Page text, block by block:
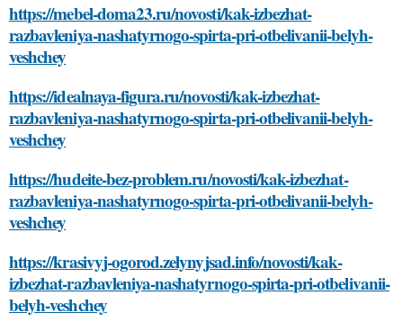
https://mebel-doma23.ru/novosti/kak-izbezhat-
razbavleniya-nashatyrnogo-spirta-pri-otbelivanii-belyh-
veshchey
https://idealnaya-figura.ru/novosti/kak-izbezhat-
razbavleniya-nashatyrnogo-spirta-pri-otbelivanii-belyh-
veshchey
https://hudeite-bez-problem.ru/novosti/kak-izbezhat-
razbavleniya-nashatyrnogo-spirta-pri-otbelivanii-belyh-
veshchey
https://krasivyj-ogorod.zelynyjsad.info/novosti/kak-
izbezhat-razbavleniya-nashatyrnogo-spirta-pri-otbelivanii-
belyh-veshchey